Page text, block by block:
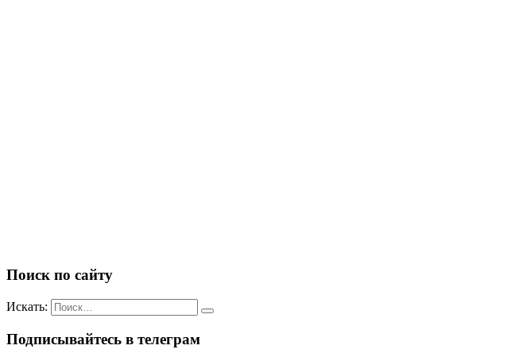
Поиск по сайту
Искать:
Подписывайтесь в телеграм